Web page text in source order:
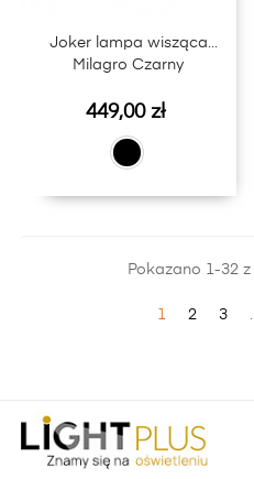
Joker lampa wisząca
Milagro Czarny
Cena
449,00 zł
Pokazano 1-32
1 2 3